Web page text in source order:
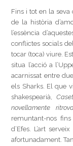
Fins i tot en la seva
de la història
l’essència
conflictes socials
tocar (toca) viure.
situa l’acció a
acarnissat entre
els Sharks. El que
shakespearià,
novellamente
remuntant-nos fins
d’Efes. L’art
afortunadament.